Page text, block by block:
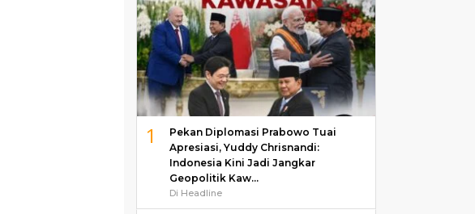
1
Pekan Diplomasi Prabowo Tuai
Apresiasi, Yuddy Chrisnandi:
Indonesia Kini Jadi Jangkar
Geopolitik Kaw…
Di Headline